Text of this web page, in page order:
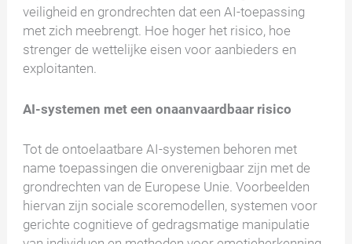
veiligheid en grondrechten dat een AI-toepassing
met zich meebrengt. Hoe hoger het risico, hoe
strenger de wettelijke eisen voor aanbieders en
exploitanten.
AI-systemen met een onaanvaardbaar risico
Tot de ontoelaatbare AI-systemen behoren met
name toepassingen die onverenigbaar zijn met de
grondrechten van de Europese Unie. Voorbeelden
hiervan zijn sociale scoremodellen, systemen voor
gerichte cognitieve of gedragsmatige manipulatie